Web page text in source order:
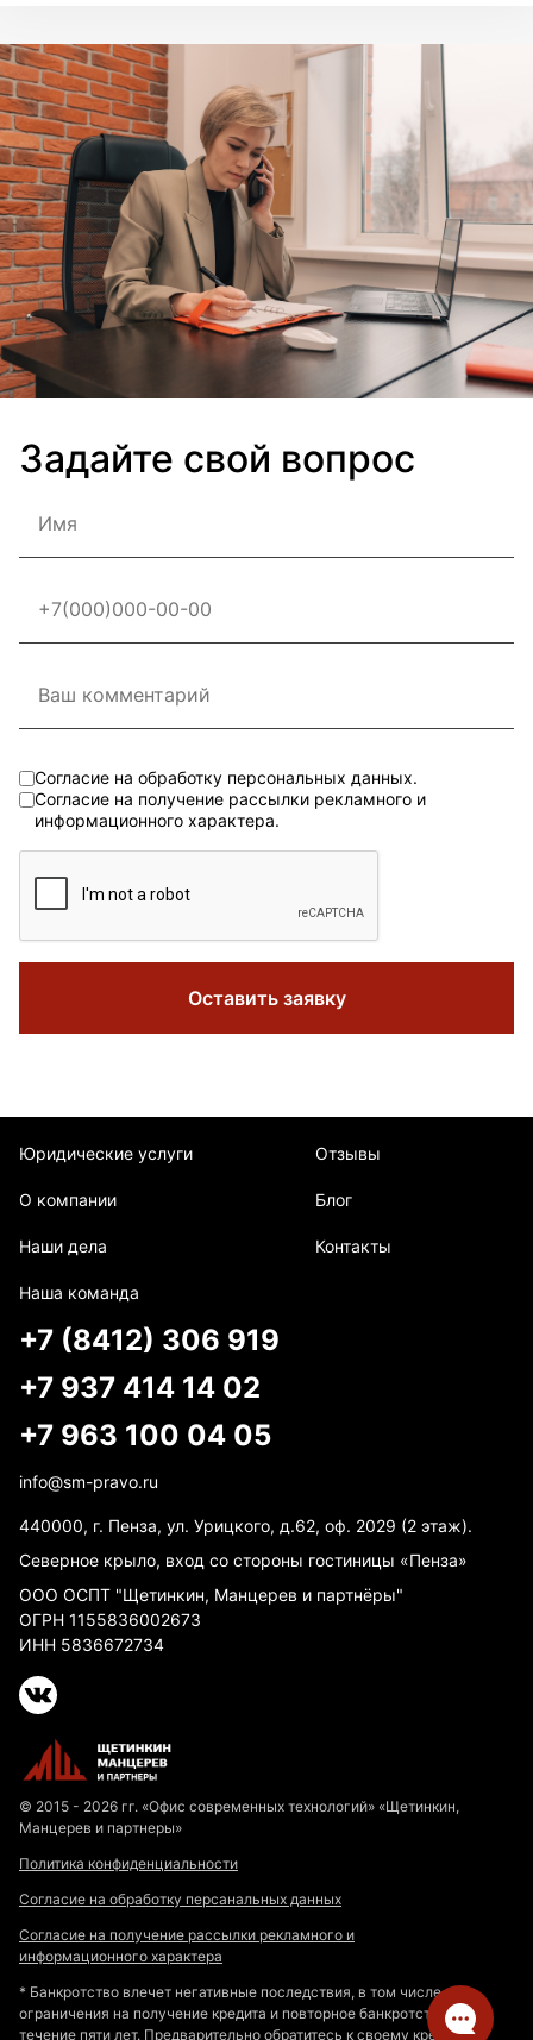
Задайте свой вопрос
Согласие на обработку персональных данных.
Согласие на получение рассылки рекламного и
информационного характера.
Оставить заявку
© 2015 - 2026 гг. «Офис современных технологий» «Щетинкин,
Манцерев и партнеры»
Политика конфиденциальности
Согласие на обработку персанальных данных
Согласие на получение рассылки рекламного и
информационного характера
* Банкротство влечет негативные последствия, в том числе
ограничения на получение кредита и повторное банкротство в
течение пяти лет. Предварительно обратитесь к своему кредитору
Юридические услуги
О компании
Наши дела
Наша команда
Отзывы
Блог
Контакты
info@sm-pravo.ru
440000, г. Пенза, ул. Урицкого, д.62, оф. 2029 (2 этаж).
Северное крыло, вход со стороны гостиницы «Пенза»
ООО ОСПТ "Щетинкин, Манцерев и партнёры"
ОГРН 1155836002673
ИНН 5836672734
+7 (8412) 306 919
+7 937 414 14 02
+7 963 100 04 05